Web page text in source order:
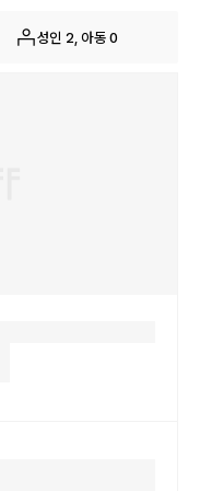
성인 2, 아동 0